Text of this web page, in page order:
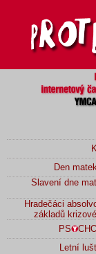
Den
Slavení dne
Hradečáci
základů
PS
Letní